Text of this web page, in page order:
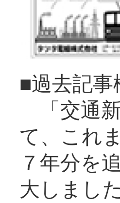
■過去記
「交通
て、これ
７年分を
大し